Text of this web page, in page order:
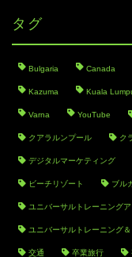
タグ
Bulgaria Canada
Kazuma Kuala
Varna YouTube
クアラルンプール ク
デジタルマーケティング
ビーチリゾート ブル
ユニバーサルトレーニング
ユニバーサルトレーニング
交通 卒業旅行